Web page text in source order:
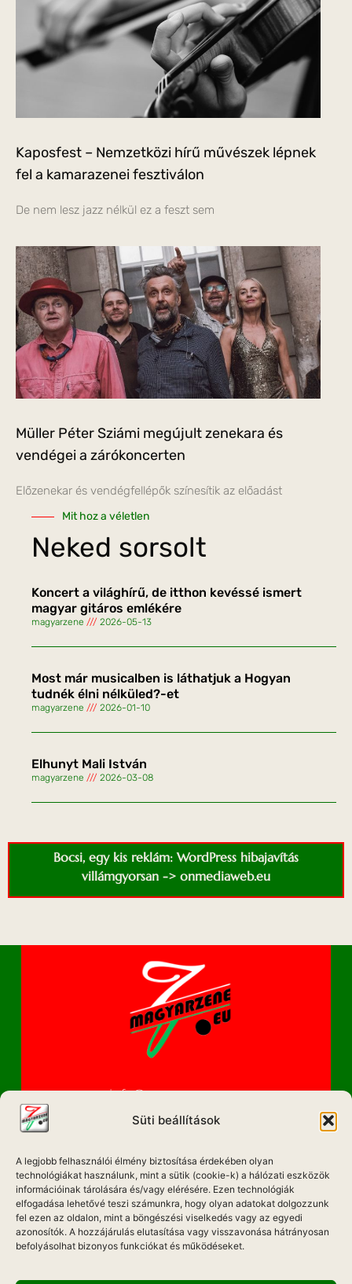
Süti beállítások
A legjobb felhasználói élmény biztosítása érdekében olyan
technológiákat használunk, mint a sütik (cookie-k) a hálózati eszközök
információinak tárolására és/vagy elérésére. Ezen technológiák
elfogadása lehetővé teszi számunkra, hogy olyan adatokat dolgozzunk
fel ezen az oldalon, mint a böngészési viselkedés vagy az egyedi
azonosítók. A hozzájárulás elutasítása vagy visszavonása hátrányosan
befolyásolhat bizonyos funkciókat és működéseket.
Kaposfest – Nemzetközi hírű művészek lépnek
fel a kamarazenei fesztiválon
De nem lesz jazz nélkül ez a feszt sem
Müller Péter Sziámi megújult zenekara és
vendégei a zárókoncerten
Előzenekar és vendégfellépők színesítik az előadást
Mit hoz a véletlen
Neked sorsolt
Koncert a világhírű, de itthon kevéssé ismert
magyar gitáros emlékére
magyarzene 2026-05-13
Most már musicalben is láthatjuk a Hogyan
tudnék élni nélküled?-et
magyarzene 2026-01-10
Elhunyt Mali István
magyarzene 2026-03-08
Bocsi, egy kis reklám: WordPress hibajavítás
villámgyorsan -> onmediaweb.eu
info@magyarzene.eu
IMPRESSZUM
ETIKAI KÓDEX
MÉDIA AJÁNLAT
ADATKEZELÉSI NYILATKOZAT